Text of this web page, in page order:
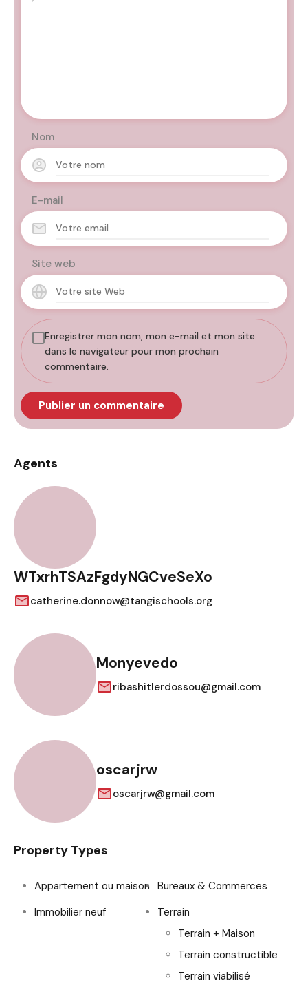
Nom
E-mail
Site web
Enregistrer mon nom, mon e-mail et mon site
dans le navigateur pour mon prochain
commentaire.
Agents
WTxrhTSAzFgdyNGCveSeXo
catherine.donnow@tangischools.org
Monyevedo
ribashitlerdossou@gmail.com
oscarjrw
oscarjrw@gmail.com
Property Types
Appartement ou maison Bureaux & Commerces
Immobilier neuf
Terrain
Terrain + Maison
Terrain constructible
Terrain viabilisé